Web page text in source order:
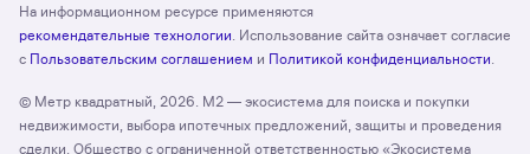
На информационном ресурсе применяются
рекомендательные технологии . Использование сайта означает согласие
с Пользовательским соглашением и Политикой конфиденциальности
© Метр квадратный, 2026. М2 — экосистема для поиска и покупки
недвижимости, выбора ипотечных предложений, защиты и проведения
сделки. Общество с ограниченной ответственностью «Экосистема